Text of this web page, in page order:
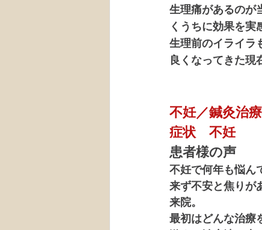
生理痛があるのが
くうちに効果を実
生理前のイライラ
良くなってきた現
不妊／鍼灸治
症状　不妊
患者様の声
不妊で何年も悩ん
来ず不安と焦りが
来院。
最初はどんな治療